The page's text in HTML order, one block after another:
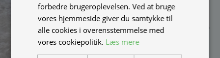
Jeg vil gerne modtage
forbedre brugeroplevelsen. Ved at bruge
vores hjemmeside giver du samtykke til
alle cookies i overensstemmelse med
vores cookiepolitik. Læs mere